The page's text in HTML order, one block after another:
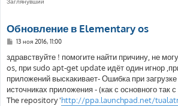
Обновление в Elementary os
С
о
б
щ
е
н
и
е
13 ноя 2016, 11:00
здравствуйте ! помогите найти причину, не
os, при sudo apt-get update идёт один игнор
приложений выскакивает- Ошибка при
источниках приложения - (как с основного так
The repository 'http://ppa.launchpad.net/